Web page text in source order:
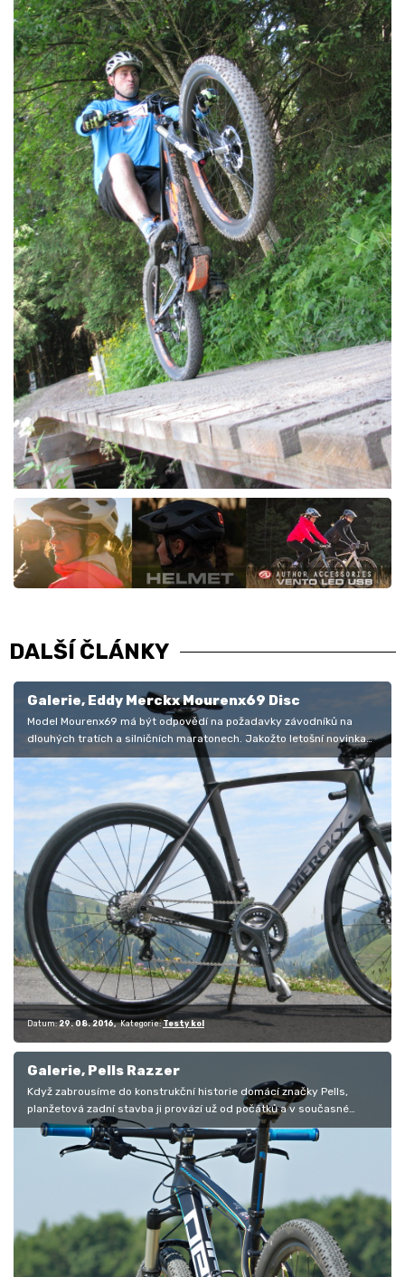
DALŠÍ ČLÁNKY
Galerie, Eddy Merckx Mourenx69 Disc
Model Mourenx69 má být odpovědí na požadavky závodníků na
dlouhých tratích a silničních maratonech. Jakožto letošní novinka
značky Eddy…
Datum: 29. 08. 2016 Kategorie: Testy kol
Galerie, Pells Razzer
Když zabrousíme do konstrukční historie domácí značky Pells,
planžetová zadní stavba ji provází už od počátků a v současné
přemíře karbonu…